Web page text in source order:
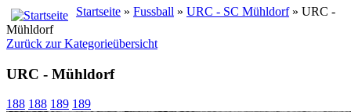
Startseite » Fussball » URC - SC Mühldorf» URC -
Mühldorf
Zurück zur Kategorieübersicht
URC - Mühldorf
188 188 189 189